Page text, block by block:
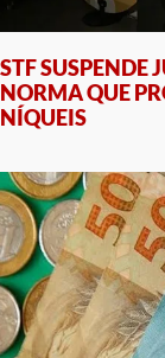
STF SUSPENDE
NORMA QUE
NÍQUEIS